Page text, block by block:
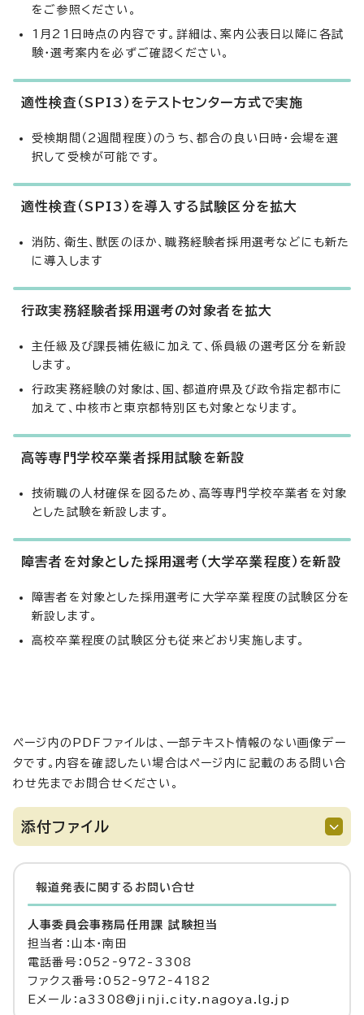
をご参照ください。
1月21日時点の内容です。詳細は、案内公表日以降に各試
験・選考案内を必ずご確認ください。
適性検査（SPI3）をテストセンター方式で実施
受検期間（2週間程度）のうち、都合の良い日時・会場を選
択して受検が可能です。
適性検査（SPI3）を導入する試験区分を拡大
消防、衛生、獣医のほか、職務経験者採用選考などにも新た
に導入します
行政実務経験者採用選考の対象者を拡大
主任級及び課長補佐級に加えて、係員級の選考区分を新設
します。
行政実務経験の対象は、国、都道府県及び政令指定都市に
加えて、中核市と東京都特別区も対象となります。
高等専門学校卒業者採用試験を新設
技術職の人材確保を図るため、高等専門学校卒業者を対象
とした試験を新設します。
障害者を対象とした採用選考（大学卒業程度）を新設
障害者を対象とした採用選考に大学卒業程度の試験区分を
新設します。
高校卒業程度の試験区分も従来どおり実施します。
ページ内のPDFファイルは、一部テキスト情報のない画像デー
タです。内容を確認したい場合はページ内に記載のある問い合
わせ先までお問合せください。
添付ファイル
報道発表に関するお問い合せ
人事委員会事務局任用課 試験担当
担当者：山本・南田
電話番号：052‐972-3308
ファクス番号：052‐972‐4182
Eメール：a3308@jinji.city.nagoya.lg.jp